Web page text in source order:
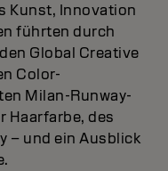
Kunst, Innovation
führten durch
Global Creative
Color-
Milan-Runway-
Haarfarbe, des
– und ein Ausblick